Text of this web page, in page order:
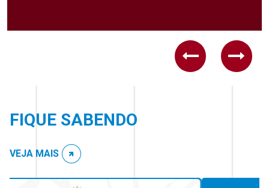
Previous
Next
FIQUE SABENDO
VEJA MAIS